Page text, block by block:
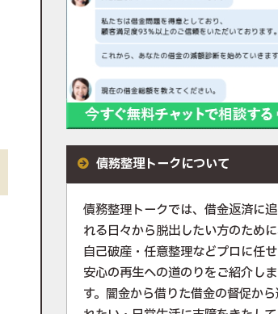
債務整理トークについて
債務整理トークでは、借金返済に
れる日々から脱出したい方のために
自己破産・任意整理などプロに任
安心の再生への道のりをご紹介しま
す。闇金から借りた借金の督促か